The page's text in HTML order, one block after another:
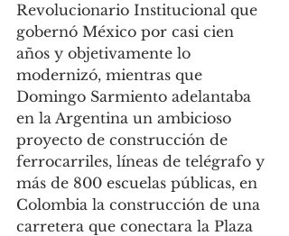
Revolucionario Institucional que
gobernó México por casi cien
años y objetivamente lo
modernizó, mientras que
Domingo Sarmiento adelantaba
en la Argentina un ambicioso
proyecto de construcción de
ferrocarriles, líneas de telégrafo y
más de 800 escuelas públicas, en
Colombia la construcción de una
carretera que conectara la Plaza